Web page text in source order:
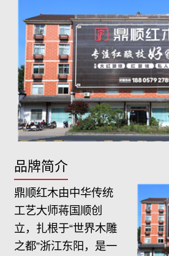
品牌简介
鼎顺红木由中华传统
工艺大师蒋国顺创
立，扎根于“世界木雕
之都”浙江东阳，是一